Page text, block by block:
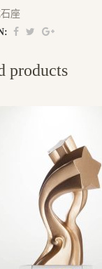
座
products